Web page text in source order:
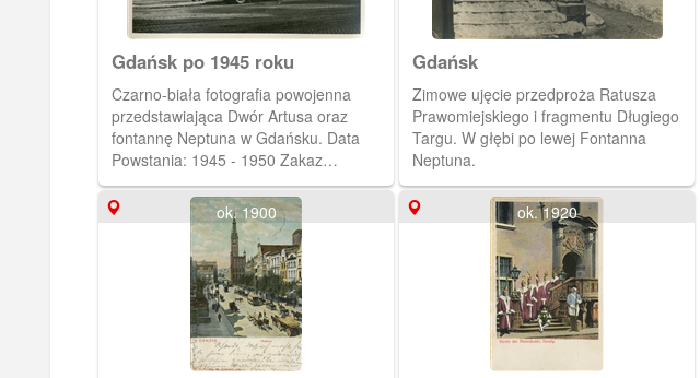
Gdańsk po 1945 roku
Czarno-biała fotografia powojenna
przedstawiająca Dwór Artusa oraz
fontannę Neptuna w Gdańsku. Data
Powstania: 1945 - 1950 Zakaz
kopiowania, zasób dostępny w zbiorach
Muzeum II Wojny Światowej w
Gdańsku, sygnatura: MIIWS/A/3/12
Gdańsk
Zimowe ujęcie przedproża Ratusza
Prawomiejskiego i fragmentu Długiego
Targu. W głębi po lewej Fontanna
Neptuna.
ok. 1900 ok. 1920